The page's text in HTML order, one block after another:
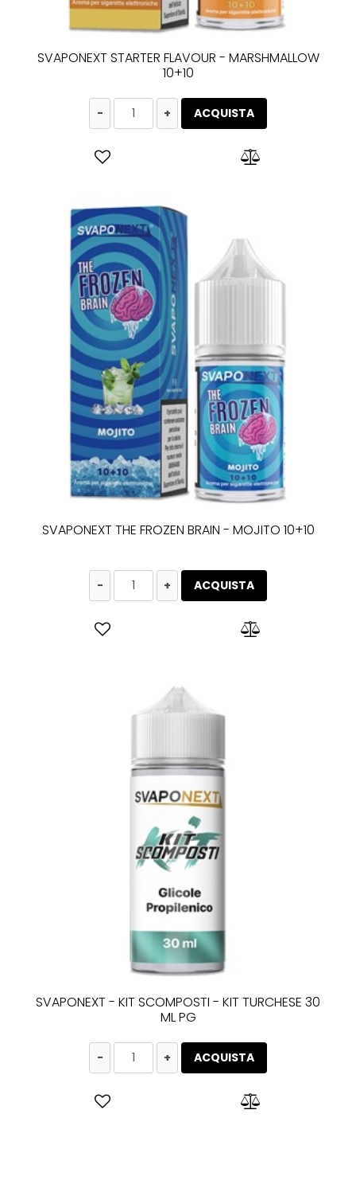
SVAPONEXT STARTER FLAVOUR - MARSHMALLOW
10+10
QuantitàACQUISTA
SVAPONEXT THE FROZEN BRAIN - MOJITO 10+10
QuantitàACQUISTA
SVAPONEXT - KIT SCOMPOSTI - KIT TURCHESE 30
ML PG
QuantitàACQUISTA